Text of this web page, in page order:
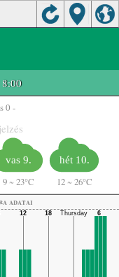
0 -
vas 9.
9 ~ 23°C
hét 10.
12 ~ 26°C
adatai